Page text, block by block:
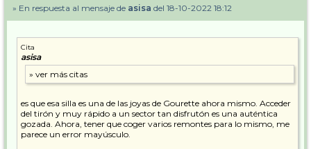
» En respuesta al mensaje de asisa del 18-10-2022 18:12
Cita
asisa
es que esa silla es una de las joyas de Gourette ahora mismo. Acceder
del tirón y muy rápido a un sector tan disfrutón es una auténtica
gozada. Ahora, tener que coger varios remontes para lo mismo, me
parece un error mayúsculo.